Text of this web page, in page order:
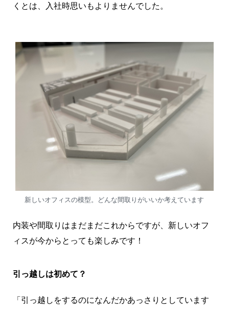
くとは、入社時思いもよりませんでした。
新しいオフィスの模型。どんな間取りがいいか考えています
内装や間取りはまだまだこれからですが、新しいオフ
ィスが今からとっても楽しみです！
引っ越しは初めて？
「引っ越しをするのになんだかあっさりとしています